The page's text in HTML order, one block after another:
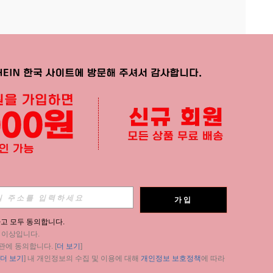
APP
가입
모두 동의합니다.
상입니다.
에 동의합니다. [더 보기 ]
더 보기 ] 내 개인정보의 수집 및 이용에 대해 개인정보 보호정책에 따라